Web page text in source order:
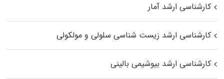
کارشناسی ارشد آمار
کارشناسی ارشد زیست شناسی سلولی و مولکولی
کارشناسی ارشد بیوشیمی بالینی